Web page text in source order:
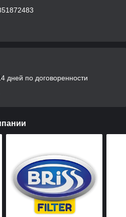
дней по договоренности